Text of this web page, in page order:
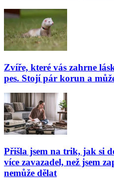
Zvíře, které vás zahrne
pes. Stojí pár korun a
Přišla jsem na trik, jak si
více zavazadel, než jsem
nemůže dělat